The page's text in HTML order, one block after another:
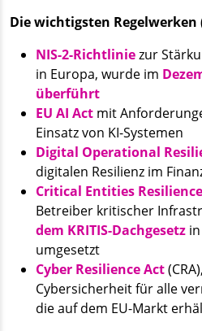
Die wichtigsten
NIS-2-Richtliniezur
in Europa, wurde im
überführt
EU AI Act mit
Einsatz von KI-Systemen
Digital Operational
digitalen Resilienz im
Critical Entities
Betreiber kritischer
dem KRITIS-Dachgesetz
umgesetzt
Cyber Resilience Act
Cybersicherheit für alle
die auf dem EU-Markt